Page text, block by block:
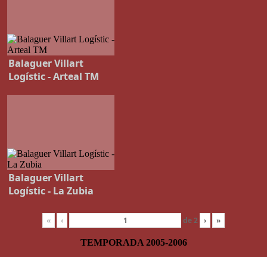
Balaguer Villart
Logístic - Arteal TM
Balaguer Villart
Logístic - La Zubia
« ‹ de2 › »
TEMPORADA 2005-2006